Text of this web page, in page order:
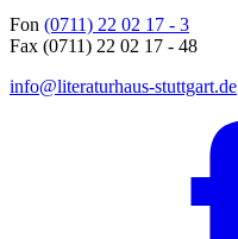
Fon (0711) 22 02 17 - 3
Fax (0711) 22 02 17 - 48
info@literaturhaus-stuttgart.de